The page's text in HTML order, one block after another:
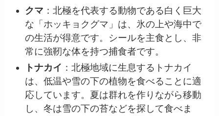
クマ ：北極を代表する動物である白く巨大
な「ホッキョクグマ」は、氷の上や海中で
の生活が得意です。シールを主食とし、非
常に強靭な体を持つ捕食者です。
トナカイ ：北極地域に生息するトナカイ
は、低温や雪の下の植物を食べることに適
応しています。夏は群れを作りながら移動
し、冬は雪の下の苔などを探して食べま